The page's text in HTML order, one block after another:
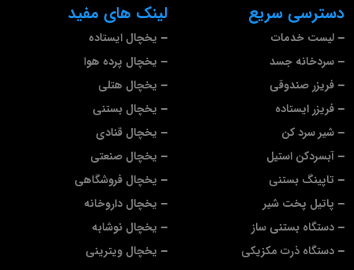
لینک های مفید
یخچال ایستاده
یخچال پرده هوا
یخچال هتلی
یخچال بستنی
یخچال قنادی
یخچال صنعتی
یخچال فروشگاهی
یخچال داروخانه
یخچال نوشابه
یخچال ویترینی
دسترسی سریع
لیست خدمات
سردخانه جسد
فریزر صندوقی
فریزر ایستاده
شیر سرد کن
آبسردکن استیل
تاپینگ بستنی
پاتیل پخت شیر
دستگاه بستنی ساز
دستگاه ذرت مکزیکی